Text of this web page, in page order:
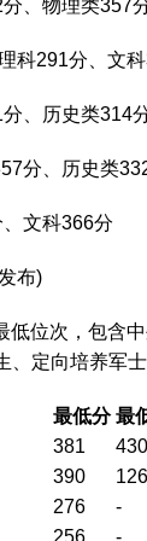
、物理类357
科291分、文
、历史类314
分、历史类
文科366分
布)
位次，包含
定向培养军士
最低分 最
381
390
276
-
256
-